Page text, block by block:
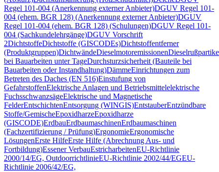
Regel 101-004 (Anerkennung externer Anbieter)DGUV Regel 101-
004 (ehem. BGR 128) (Anerkennung externer Anbieter)DGUV
Regel 101-004 (ehem. BGR 128) (Schulungen)DGUV Regel 101-
004 (Sachkundelehrgänge)DGUV Vorschrift
2DichtstoffeDichtstoffe (GISCODEs)Dichtstoffentferner
(Produktgruppen)DichtwändeDieselmotoremissionen
bei Bauarbeiten unter TageDurchsturzsicherheit (Bauteile bei
Bauarbeiten oder Instandhaltung)DämmeEinrichtungen zum
Betreten des Daches (EN 516)Einstufung von
GefahrstoffenElektrische Anlagen und Betriebsmittelelektrische
FuchsschwanzsägeElektrische und Magnetische
FelderEntschichtenEntsorgung (WINGIS)EntstauberEntzündbare
Stoffe/GemischeEpoxidharzeEpoxidharze
(GISCODE)ErdbauErdbaumaschinenErdbaumaschinen
(Fachzertifizierung / Prüfung)ErgonomieErgonomische
LösungenErste HilfeErste Hilfe (Abrechnung Aus- und
Fortbildung)Essener VerbauEstricharbeitenEU-Richtlinie
2000/14/EG, OutdoorrichtlinieEU-Richtlinie 2002/44/EGEU-
Richtlinie 2006/42/EG,